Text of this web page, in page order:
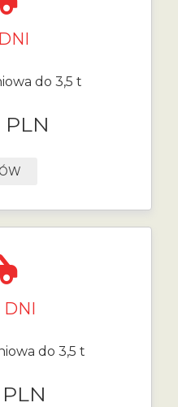
DNI
do 3,5 t
PLN
DNI
do 3,5 t